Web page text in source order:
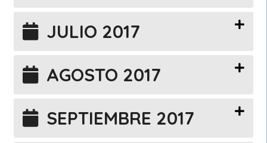
JULIO 2017
AGOSTO 2017
SEPTIEMBRE 2017